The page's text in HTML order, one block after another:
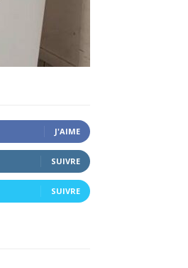
J'AIME
SUIVRE
SUIVRE